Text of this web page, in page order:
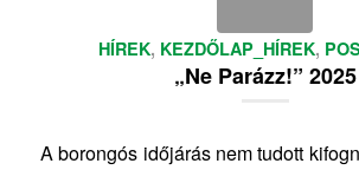
HÍREK, KEZDŐLAP_HÍREK,
„Ne Parázz!” 2025
A borongós időjárás nem tudott